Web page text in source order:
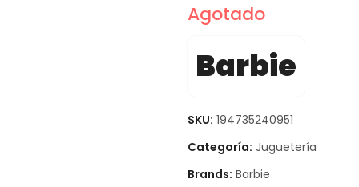
Agotado
Barbie
SKU: 194735240951
Categoría: Juguetería
Brands: Barbie